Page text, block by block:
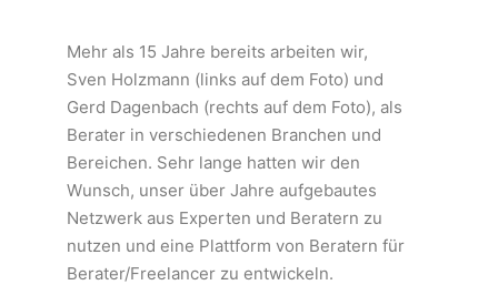
Mehr als 15 Jahre bereits arbeiten wir,
Sven Holzmann (links auf dem Foto) und
Gerd Dagenbach (rechts auf dem Foto), als
Berater in verschiedenen Branchen und
Bereichen. Sehr lange hatten wir den
Wunsch, unser über Jahre aufgebautes
Netzwerk aus Experten und Beratern zu
nutzen und eine Plattform von Beratern für
Berater/Freelancer zu entwickeln.